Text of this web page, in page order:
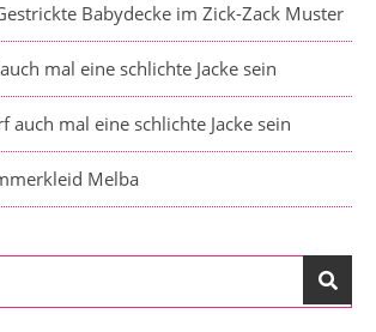
Babydecke im Zick-Zack Muster
mal eine schlichte Jacke sein
auch mal eine schlichte Jacke sein
Melba